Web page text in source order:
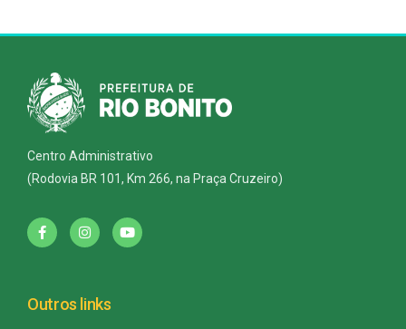
Centro Administrativo
(Rodovia BR 101, Km 266, na Praça Cruzeiro)
Outros links